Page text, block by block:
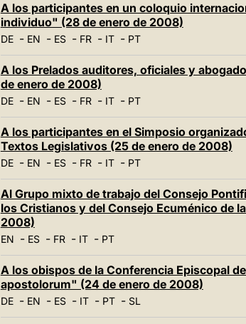
A los participantes en un coloquio
individuo" (28 de enero de 2008)
DE- EN - ES- FR- IT- PT
A los Prelados auditores, oficiales y
de enero de 2008)
DE- EN - ES- FR- IT- PT
A los participantes en el Simposio
Textos Legislativos (25 de enero de 2008)
DE- EN - ES- FR- IT- PT
Al Grupo mixto de trabajo del Consejo
los Cristianos y del Consejo Ecuménico de
2008)
EN - ES- FR- IT- PT
A los obispos de la Conferencia Episcopal
apostolorum" (24 de enero de 2008)
DE- EN - ES- IT- PT- SL